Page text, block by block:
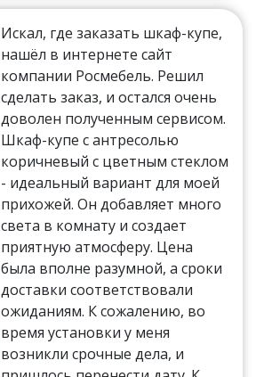
Искал, где заказать шкаф-купе,
нашёл в интернете сайт
компании Росмебель. Решил
сделать заказ, и остался очень
доволен полученным сервисом.
Шкаф-купе с антресолью
коричневый с цветным стеклом
- идеальный вариант для моей
прихожей. Он добавляет много
света в комнату и создает
приятную атмосферу. Цена
была вполне разумной, а сроки
доставки соответствовали
ожиданиям. К сожалению, во
время установки у меня
возникли срочные дела, и